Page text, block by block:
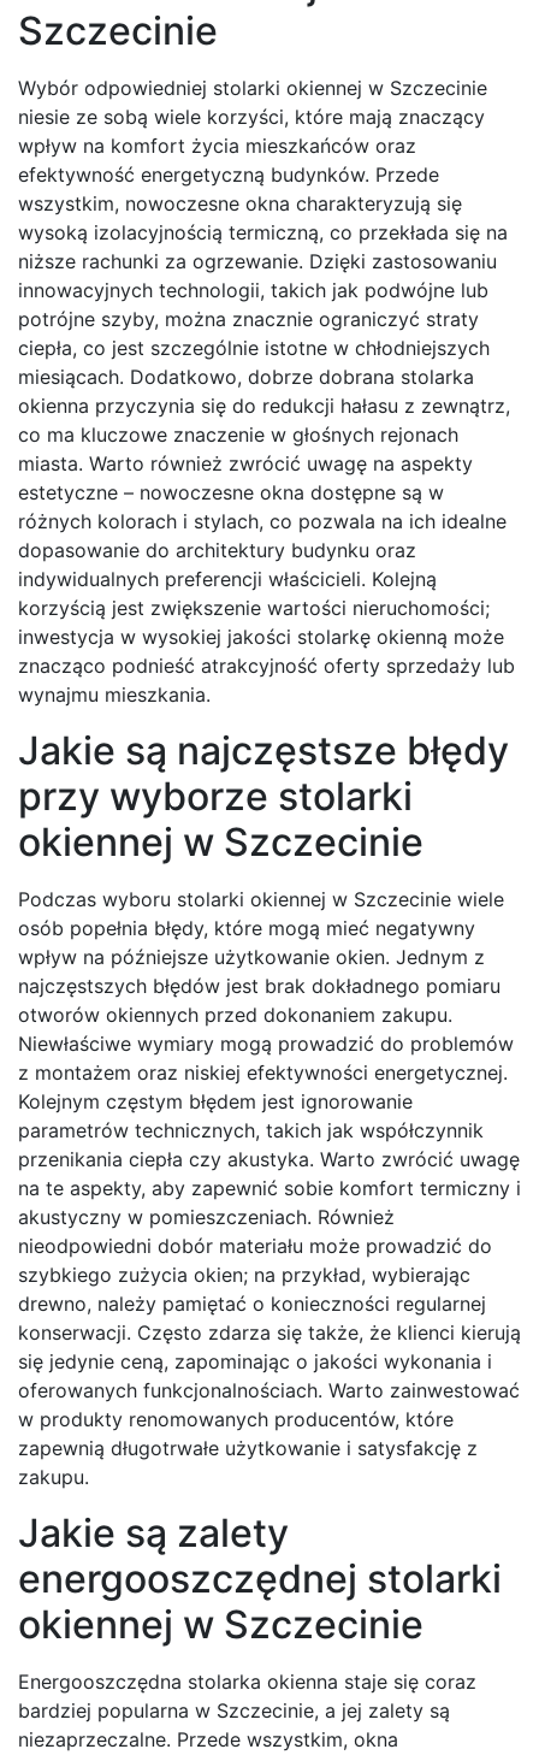
Szczecinie
Wybór odpowiedniej stolarki okiennej w Szczecinie
niesie ze sobą wiele korzyści, które mają znaczący
wpływ na komfort życia mieszkańców oraz
efektywność energetyczną budynków. Przede
wszystkim, nowoczesne okna charakteryzują się
wysoką izolacyjnością termiczną, co przekłada się na
niższe rachunki za ogrzewanie. Dzięki zastosowaniu
innowacyjnych technologii, takich jak podwójne lub
potrójne szyby, można znacznie ograniczyć straty
ciepła, co jest szczególnie istotne w chłodniejszych
miesiącach. Dodatkowo, dobrze dobrana stolarka
okienna przyczynia się do redukcji hałasu z zewnątrz,
co ma kluczowe znaczenie w głośnych rejonach
miasta. Warto również zwrócić uwagę na aspekty
estetyczne – nowoczesne okna dostępne są w
różnych kolorach i stylach, co pozwala na ich idealne
dopasowanie do architektury budynku oraz
indywidualnych preferencji właścicieli. Kolejną
korzyścią jest zwiększenie wartości nieruchomości;
inwestycja w wysokiej jakości stolarkę okienną może
znacząco podnieść atrakcyjność oferty sprzedaży lub
wynajmu mieszkania.
Jakie są najczęstsze błędy
przy wyborze stolarki
okiennej w Szczecinie
Podczas wyboru stolarki okiennej w Szczecinie wiele
osób popełnia błędy, które mogą mieć negatywny
wpływ na późniejsze użytkowanie okien. Jednym z
najczęstszych błędów jest brak dokładnego pomiaru
otworów okiennych przed dokonaniem zakupu.
Niewłaściwe wymiary mogą prowadzić do problemów
z montażem oraz niskiej efektywności energetycznej.
Kolejnym częstym błędem jest ignorowanie
parametrów technicznych, takich jak współczynnik
przenikania ciepła czy akustyka. Warto zwrócić uwagę
na te aspekty, aby zapewnić sobie komfort termiczny i
akustyczny w pomieszczeniach. Również
nieodpowiedni dobór materiału może prowadzić do
szybkiego zużycia okien; na przykład, wybierając
drewno, należy pamiętać o konieczności regularnej
konserwacji. Często zdarza się także, że klienci kierują
się jedynie ceną, zapominając o jakości wykonania i
oferowanych funkcjonalnościach. Warto zainwestować
w produkty renomowanych producentów, które
zapewnią długotrwałe użytkowanie i satysfakcję z
zakupu.
Jakie są zalety
energooszczędnej stolarki
okiennej w Szczecinie
Energooszczędna stolarka okienna staje się coraz
bardziej popularna w Szczecinie, a jej zalety są
niezaprzeczalne. Przede wszystkim, okna